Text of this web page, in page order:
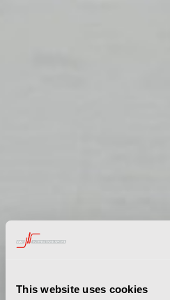
This website uses cookies